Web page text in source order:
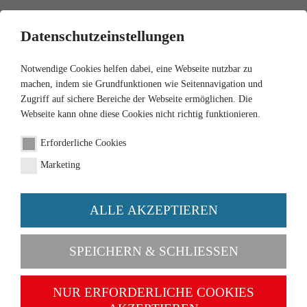
1:87
Tempo Matador
Transport Flensburg"
Artikel-Nr. 033509
Datenschutzeinstellungen
Notwendige Cookies helfen dabei, eine Webseite nutzbar zu
machen, indem sie Grundfunktionen wie Seitennavigation und
Zugriff auf sichere Bereiche der Webseite ermöglichen. Die
Webseite kann ohne diese Cookies nicht richtig funktionieren.
Erforderliche Cookies
Marketing
ALLE AKZEPTIEREN
SPEICHERN & SCHLIESSEN
NUR ERFORDERLICHE COOKIES